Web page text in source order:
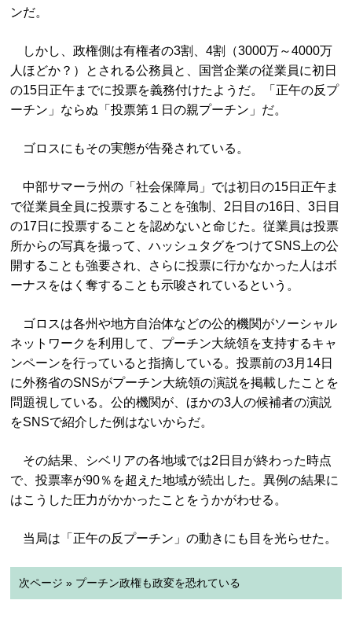
ンだ。
しかし、政権側は有権者の3割、4割（3000万～4000万
人ほどか？）とされる公務員と、国営企業の従業員に初日
の15日正午までに投票を義務付けたようだ。「正午の反プ
ーチン」ならぬ「投票第１日の親プーチン」だ。
ゴロスにもその実態が告発されている。
中部サマーラ州の「社会保障局」では初日の15日正午ま
で従業員全員に投票することを強制、2日目の16日、3日目
の17日に投票することを認めないと命じた。従業員は投票
所からの写真を撮って、ハッシュタグをつけてSNS上の公
開することも強要され、さらに投票に行かなかった人はボ
ーナスをはく奪することも示唆されているという。
ゴロスは各州や地方自治体などの公的機関がソーシャル
ネットワークを利用して、プーチン大統領を支持するキャ
ンペーンを行っていると指摘している。投票前の3月14日
に外務省のSNSがプーチン大統領の演説を掲載したことを
問題視している。公的機関が、ほかの3人の候補者の演説
をSNSで紹介した例はないからだ。
その結果、シベリアの各地域では2日目が終わった時点
で、投票率が90％を超えた地域が続出した。異例の結果に
はこうした圧力がかかったことをうかがわせる。
当局は「正午の反プーチン」の動きにも目を光らせた。
次ページ » プーチン政権も政変を恐れている